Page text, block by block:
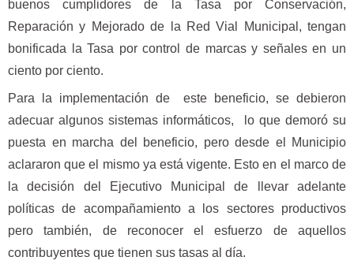
buenos cumplidores de la Tasa por Conservación,
Reparación y Mejorado de la Red Vial Municipal, tengan
bonificada la Tasa por control de marcas y señales en un
ciento por ciento.
Para la implementación de este beneficio, se debieron
adecuar algunos sistemas informáticos, lo que demoró su
puesta en marcha del beneficio, pero desde el Municipio
aclararon que el mismo ya está vigente. Esto en el marco de
la decisión del Ejecutivo Municipal de llevar adelante
políticas de acompañamiento a los sectores productivos
pero también, de reconocer el esfuerzo de aquellos
contribuyentes que tienen sus tasas al día.